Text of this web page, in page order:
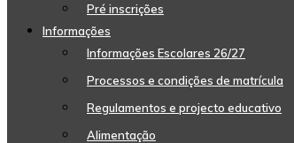
Pré inscrições
Informações
Informações Escolares 26/27
Processos e condições de matrícula
Regulamentos e projecto educativo
Alimentação